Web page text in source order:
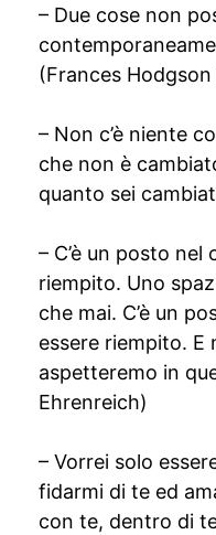
– Due cose non
(Frances
– Non c’è niente
che non è
quanto sei
– C’è un posto
riempito. Uno
che mai. C’è un
essere riempito. E
aspetteremo in
Ehrenreich)
– Vorrei solo
fidarmi di te ed
con te, dentro di